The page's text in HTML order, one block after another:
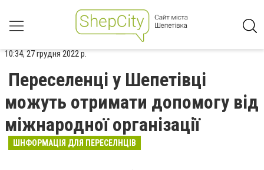
10:34, 27 грудня 2022 р.
Переселенці у Шепетівці
можуть отримати допомогу від
міжнародної організації
ШНФОРМАЦІЯ ДЛЯ ПЕРЕСЕЛНЦІВ